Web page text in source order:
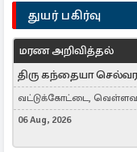
துயர் பகிர்வு
மரண அறிவித்தல்
திரு கந்தையா
வட்டுக்கோட்டை,
Toronto, Canada
06 Aug, 2026